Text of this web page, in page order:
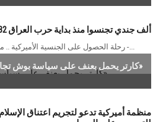
32 ألف جندي تجنسوا منذ بداية حرب العراق
رحلة الحصول على الجنسية الأميركية .. محظوظون وتعساء واشنطن -...
كارتر يحمل بعنف على سياسة بوش تجاه «حماس»
منظمة أميركية تدعو لتجريم اعتناق